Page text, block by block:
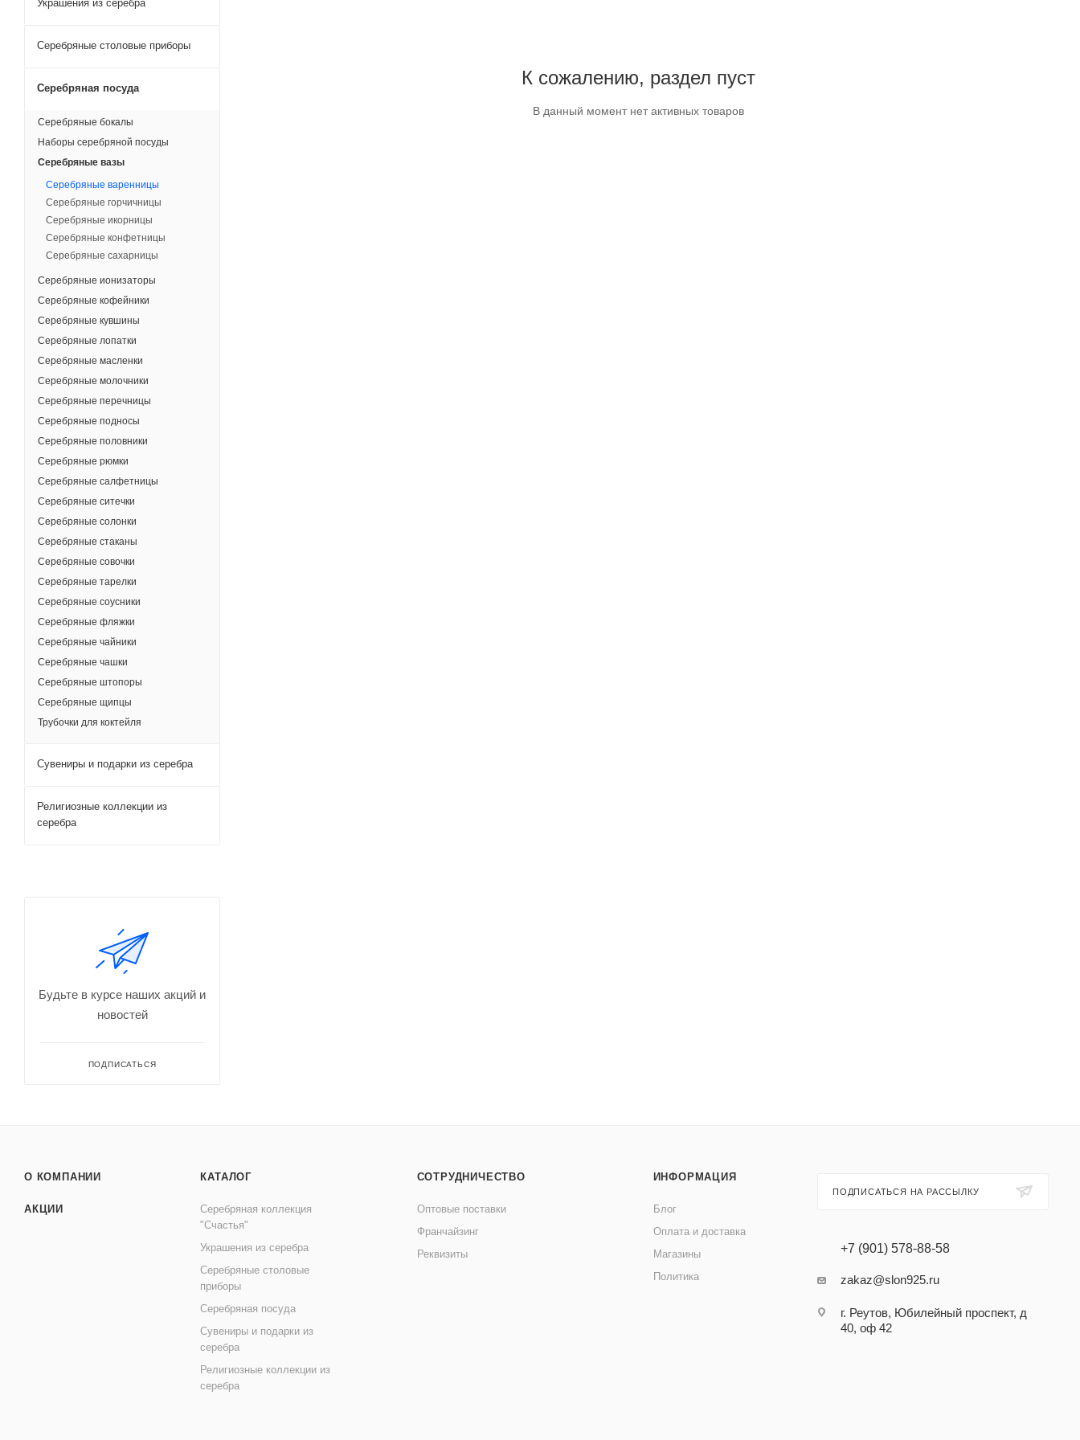
К сожалению, раздел пуст
В данный момент нет активных товаров
Украшения из серебра
Серебряные столовые приборы
Серебряная посуда
Серебряные бокалы
Наборы серебряной посуды
Серебряные вазы
Серебряные варенницы
Серебряные горчичницы
Серебряные икорницы
Серебряные конфетницы
Серебряные сахарницы
Серебряные ионизаторы
Серебряные кофейники
Серебряные кувшины
Серебряные лопатки
Серебряные масленки
Серебряные молочники
Серебряные перечницы
Серебряные подносы
Серебряные половники
Серебряные рюмки
Серебряные салфетницы
Серебряные ситечки
Серебряные солонки
Серебряные стаканы
Серебряные совочки
Серебряные тарелки
Серебряные соусники
Серебряные фляжки
Серебряные чайники
Серебряные чашки
Серебряные штопоры
Серебряные щипцы
Трубочки для коктейля
Сувениры и подарки из серебра
Религиозные коллекции из
серебра
Будьте в курсе наших акций и
новостей
ПОДПИСАТЬСЯ
О КОМПАНИИ
АКЦИИ
КАТАЛОГ
Серебряная коллекция
"Счастья"
Украшения из серебра
Серебряные столовые
приборы
Серебряная посуда
Сувениры и подарки из
серебра
Религиозные коллекции из
серебра
СОТРУДНИЧЕСТВО
Оптовые поставки
Франчайзинг
Реквизиты
ИНФОРМАЦИЯ
Блог
Оплата и доставка
Магазины
Политика
ПОДПИСАТЬСЯ НА РАССЫЛКУ
+7 (901) 578-88-58
zakaz@slon925.ru
г. Реутов, Юбилейный проспект, д
40, оф 42